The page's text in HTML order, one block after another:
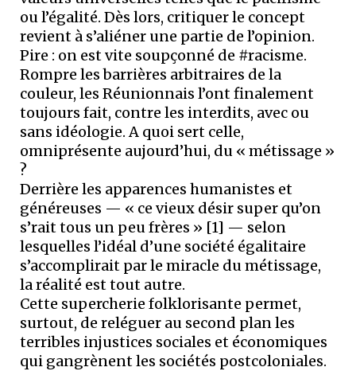
ou l’égalité. Dès lors, critiquer le concept
revient à s’aliéner une partie de l’opinion.
Pire : on est vite soupçonné de #racisme.
Rompre les barrières arbitraires de la
couleur, les Réunionnais l’ont finalement
toujours fait, contre les interdits, avec ou
sans idéologie. A quoi sert celle,
omniprésente aujourd’hui, du « métissage »
?
Derrière les apparences humanistes et
généreuses — « ce vieux désir super qu’on
s’rait tous un peu frères » [1] — selon
lesquelles l’idéal d’une société égalitaire
s’accomplirait par le miracle du métissage,
la réalité est tout autre.
Cette supercherie folklorisante permet,
surtout, de reléguer au second plan les
terribles injustices sociales et économiques
qui gangrènent les sociétés postcoloniales.